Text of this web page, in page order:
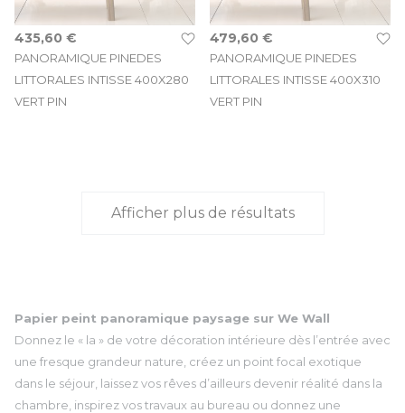
PANORAMIQUE PINEDES
LITTORALES INTISSE 400X280
VERT PIN
435,60 €
PANORAMIQUE PINEDES
LITTORALES INTISSE 400X310
VERT PIN
479,60 €
Afficher plus de résultats
Papier peint panoramique paysage sur We Wall
Donnez le « la » de votre décoration intérieure dès l’entrée avec
une fresque grandeur nature, créez un point focal exotique
dans le séjour, laissez vos rêves d’ailleurs devenir réalité dans la
chambre, inspirez vos travaux au bureau ou donnez une